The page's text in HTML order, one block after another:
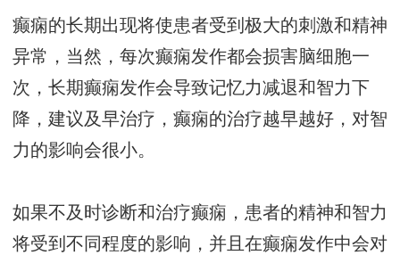
癫痫的长期出现将使患者受到极大的刺激和精神
异常，当然，每次癫痫发作都会损害脑细胞一
次，长期癫痫发作会导致记忆力减退和智力下
降，建议及早治疗，癫痫的治疗越早越好，对智
力的影响会很小。
如果不及时诊断和治疗癫痫，患者的精神和智力
将受到不同程度的影响，并且在癫痫发作中会对